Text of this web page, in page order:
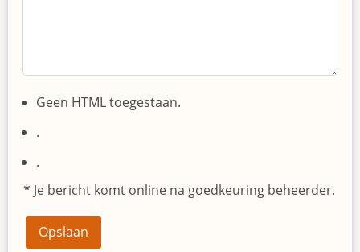
Geen HTML toegestaan.
.
.
* Je bericht komt online na goedkeuring beheerder.